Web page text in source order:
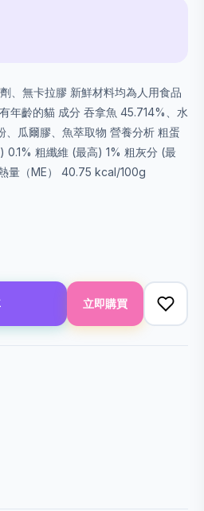
、無卡拉膠 新鮮材料均為人用食品
年齡的貓 成分 吞拿魚 45.714%、水
瓜爾膠、魚萃取物 營養分析 粗蛋
0.1% 粗纖維 (最高) 1% 粗灰分 (最
量（ME） 40.75 kcal/100g
立即購買